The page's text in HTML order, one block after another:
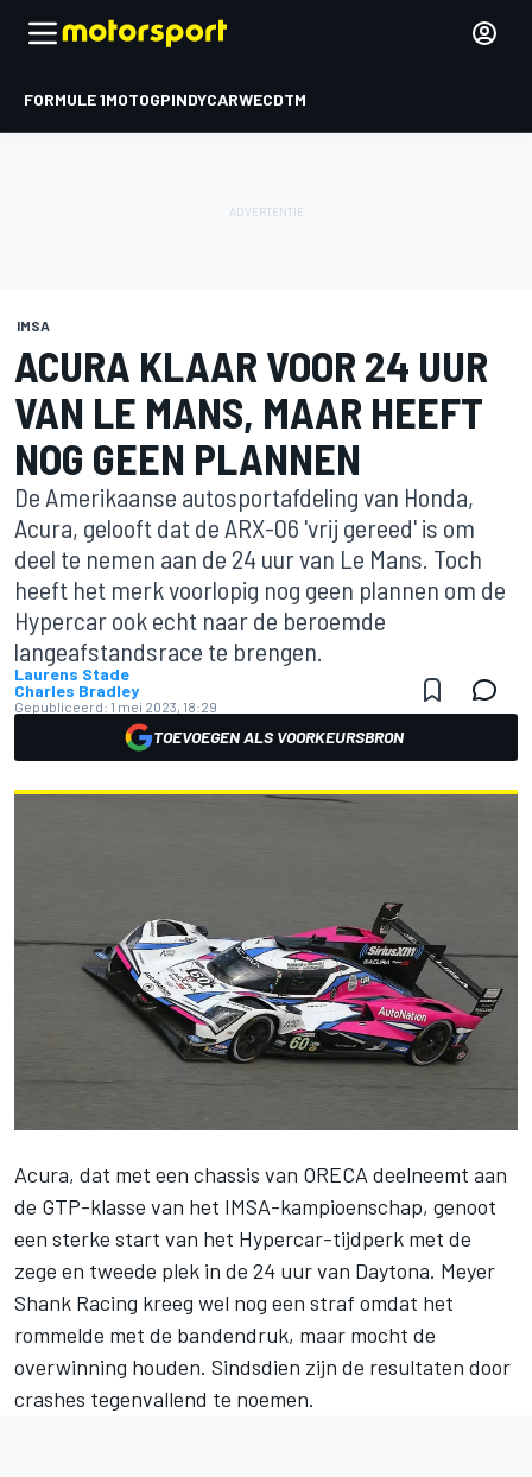
FORMULE 1MOTOGPINDYCARWECDTM
IMSA
ACURA KLAAR VOOR 24 UUR
VAN LE MANS, MAAR HEEFT
NOG GEEN PLANNEN
De Amerikaanse autosportafdeling van Honda,
Acura, gelooft dat de ARX-06 'vrij gereed' is om
deel te nemen aan de 24 uur van Le Mans. Toch
heeft het merk voorlopig nog geen plannen om de
Hypercar ook echt naar de beroemde
langeafstandsrace te brengen.
Laurens Stade
Charles Bradley
Gepubliceerd: 1 mei 2023, 18:29
TOEVOEGEN ALS VOORKEURSBRON
Acura, dat met een chassis van ORECA deelneemt aan
de GTP-klasse van het IMSA-kampioenschap, genoot
een sterke start van het Hypercar-tijdperk met de
zege en tweede plek in de 24 uur van Daytona. Meyer
Shank Racing kreeg wel nog een straf omdat het
rommelde met de bandendruk, maar mocht de
overwinning houden. Sindsdien zijn de resultaten door
crashes tegenvallend te noemen.